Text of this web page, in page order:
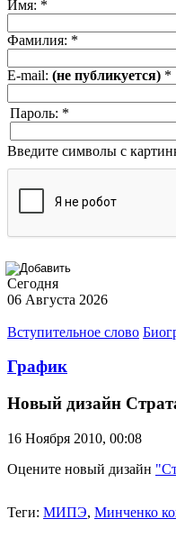
Имя: *
Фамилия: *
E-mail: (не публикуется) *
Пароль: *
Введите символы с
Сегодня
06 Августа 2026
Вступительное слово
График
Новый дизайн
16 Ноября 2010, 00:08
Оцените новый дизайн
Теги: МИПЭ, Минченко